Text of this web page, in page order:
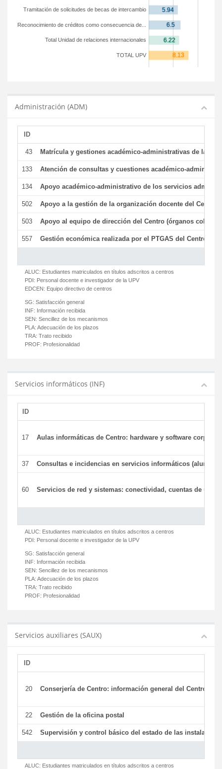
TOTAL UPV
Total Unidad de relaciones internacionales
Reconocimiento de créditos como consecuencia de...
Tramitación de solicitudes de becas de intercambio
Administración (ADM)
ID
43 Matrícula y gestiones académico-administrativas de la
133 Atención de consultas y cuestiones académico-
134 Apoyo académico-administrativo de los servicios
502 Apoyo a la gestión de la organización docente del Centro
503 Apoyo al equipo de dirección del Centro (órganos
557 Gestión económica realizada por el PTGAS del Centro
ALUC: Estudiantes matriculados en títulos adscritos a centros
PDI: Personal docente e investigador de la UPV
EDCEN: Equipo directivo de centros
SG: Satisfacción general
INF: Información recibida
SEN: Sencillez de los mecanismos
PLA: Adecuación de los plazos
TRA: Trato recibido
PROF: Profesionalidad
Servicios informáticos (INF)
ID
17 Aulas informáticas de Centro: hardware y software
37 Consultas e incidencias en servicios informáticos (alumnos)
60 Servicios de red y sistemas: conectividad, cuentas de
ALUC: Estudiantes matriculados en títulos adscritos a centros
PDI: Personal docente e investigador de la UPV
SG: Satisfacción general
INF: Información recibida
SEN: Sencillez de los mecanismos
PLA: Adecuación de los plazos
TRA: Trato recibido
PROF: Profesionalidad
Servicios auxiliares (SAUX)
ID
20 Conserjería de Centro: información general del Centro y
22 Gestión de la oficina postal
542 Supervisión y control básico del estado de las
ALUC: Estudiantes matriculados en títulos adscritos a centros